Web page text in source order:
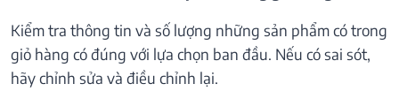
Kiểm tra thông tin và số lượng những sản phẩm có trong
giỏ hàng có đúng với lựa chọn ban đầu. Nếu có sai sót,
hãy chỉnh sửa và điều chỉnh lại.